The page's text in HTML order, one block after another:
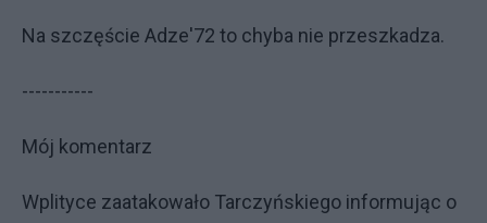
Na szczęście Adze'72 to chyba nie przeszkadza.
-----------
Mój komentarz
Wplityce zaatakowało Tarczyńskiego informując o